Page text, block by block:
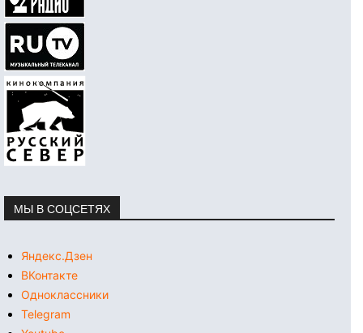
МЫ В СОЦСЕТЯХ
Яндекс.Дзен
ВКонтакте
Одноклассники
Telegram